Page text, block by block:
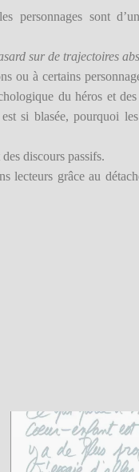
personnages sont
sur de trajectoires
ou à certains
du héros et
si blasée, pourquoi
discours passifs.
lecteurs grâce au